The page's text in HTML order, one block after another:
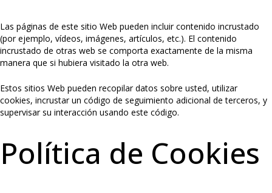
Las páginas de este sitio Web pueden incluir contenido incrustado
(por ejemplo, vídeos, imágenes, artículos, etc.). El contenido
incrustado de otras web se comporta exactamente de la misma
manera que si hubiera visitado la otra web.
Estos sitios Web pueden recopilar datos sobre usted, utilizar
cookies, incrustar un código de seguimiento adicional de terceros, y
supervisar su interacción usando este código.
Política de Cookies